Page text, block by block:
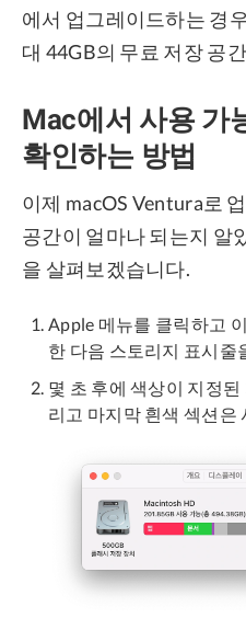
에서 업그레이드하는 경
대 44GB의 무료 저장 공
Mac에서 사용 가
확인하는 방법
이제 macOS Ventura로
공간이 얼마나 되는지 알
을 살펴보겠습니다.
Apple 메뉴를 클릭하고
한 다음 스토리지 표시줄
몇 초 후에 색상이 지정
리고 마지막 흰색 섹션은